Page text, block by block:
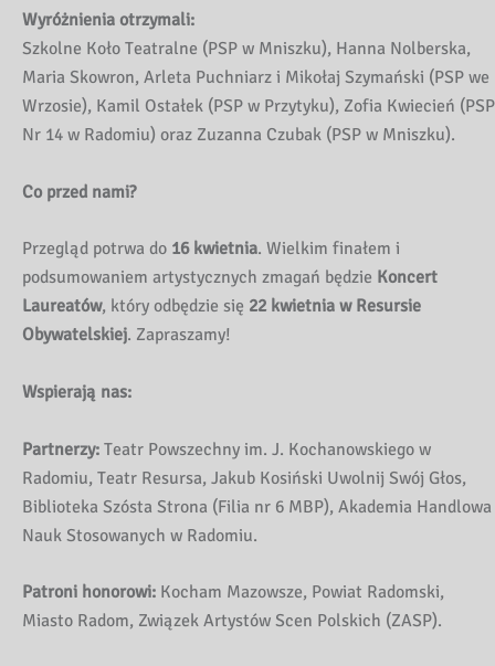
Wyróżnienia otrzymali:
Szkolne Koło Teatralne (PSP w Mniszku), Hanna Nolberska,
Maria Skowron, Arleta Puchniarz i Mikołaj Szymański (PSP we
Wrzosie), Kamil Ostałek (PSP w Przytyku), Zofia Kwiecień (PSP
Nr 14 w Radomiu) oraz Zuzanna Czubak (PSP w Mniszku).
Co przed nami?
Przegląd potrwa do 16 kwietnia. Wielkim finałem i
podsumowaniem artystycznych zmagań będzie Koncert
Laureatów, który odbędzie się 22 kwietnia w Resursie
Obywatelskiej. Zapraszamy!
Wspierają nas:
Partnerzy: Teatr Powszechny im. J. Kochanowskiego w
Radomiu, Teatr Resursa, Jakub Kosiński Uwolnij Swój Głos,
Biblioteka Szósta Strona (Filia nr 6 MBP), Akademia Handlowa
Nauk Stosowanych w Radomiu.
Patroni honorowi: Kocham Mazowsze, Powiat Radomski,
Miasto Radom, Związek Artystów Scen Polskich (ZASP).